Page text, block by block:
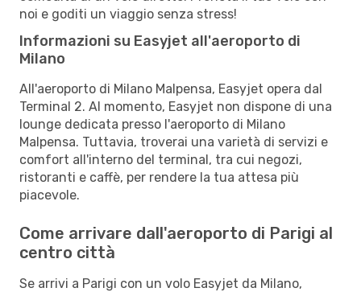
noi e goditi un viaggio senza stress!
Informazioni su Easyjet all'aeroporto di
Milano
All'aeroporto di Milano Malpensa, Easyjet opera dal
Terminal 2. Al momento, Easyjet non dispone di una
lounge dedicata presso l'aeroporto di Milano
Malpensa. Tuttavia, troverai una varietà di servizi e
comfort all'interno del terminal, tra cui negozi,
ristoranti e caffè, per rendere la tua attesa più
piacevole.
Come arrivare dall'aeroporto di Parigi al
centro città
Se arrivi a Parigi con un volo Easyjet da Milano,